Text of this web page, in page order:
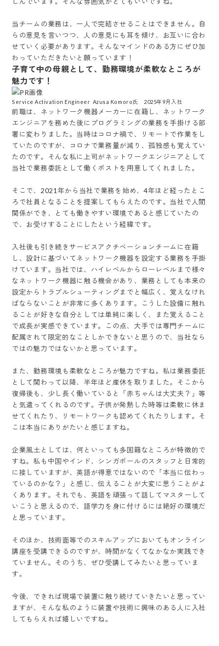
当チームの業務は、一人で完結させることはできません。自
らの意見を言いつつ、人の意見にも耳を傾け、お互いに合わ
せていく必要があります。そんなマインドのある方にぜひ加
わっていただきたいと願っています！
子育て中の母親として、勤務環境が柔軟なところが
魅力です！
Service Activation Engineer  Azusa Komoro氏　2025年9月入社
前職は、ネットワーク機器メーカーに在籍し、ネットワーク
エンジニアを務めた後にプログラミングの業務を手掛ける部
署に変わりました。当時はコロナ禍で、リモートで作業をし
ていたのですが、コロナで業務量が減り、孤独感も覚えてい
たのです。そんな私に上司がネットワークエンジニアとして
当社で業務委託として働くポストを用意してくれました。
そこで、2021年から当社で業務を始め、4年ほど経ったとこ
ろで社員となることを提案してもらえたのです。当社で人間
関係ができ、とても働きやすい環境であると感じていたの
で、お受けすることにしたという経緯です。
入社後も引き続きサービスアクチベーションチームに在籍
し、設計に基づいてネットワーク機器を設定する業務を手掛
けています。当社では、ハイレベルからローレベルまで様々
なネットワーク機器に触る機会があり、業務としても本来の
設定からトラブルシューティングまでと幅広く、覚えなけれ
ばならないことが非常に多くあります。こうした設備に触れ
ることが好きな自分としては単純に楽しく、また覚えること
で成長が実感できています。この点、大手では専門チームに
配属されて限定的なことしかできないと思うので、当社なら
ではの魅力ではないかと思っています。
また、勤務環境も柔軟なところが魅力ですね。私は業務委託
として関わって以降、半年ほど産休を取りました。そこから
復帰後も、少し長く働いていると「赤ちゃんは大丈夫？」等
と気遣ってくれるのです。子供が発熱した時等は柔軟に休ま
せてくれたり、リモートワークも認めてくれたりします。そ
こは本当にありがたいと感じますね。
企業風土としては、何といっても多国籍なところが特徴的で
すね。私も中国やインド、シンガポールのスタッフと日常的
に接していますが、英語が得意ではないので「本当に伝わっ
ているのかな？」と感じ、伝えることが大変に思うことがよ
くあります。それでも、英語を頑張って話してマスターして
いこうと思えるので、語学力を身に付けるには絶好の環境だ
と思っています。
そのほか、技術面等でのスキルアップにおいてもオンライン
講座を受講できるのですが、時間がなくてなかなか実践でき
ていません。そのうち、ぜひ受講してみたいと思っていま
す。
今後、できれば現場で装置に触り続けていきたいと思ってい
ますが、そんな私のように装置や技術に興味のある人に入社
してもらえれば嬉しいですね。